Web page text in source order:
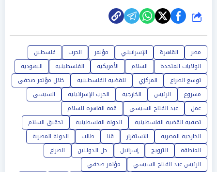
شارك
مصر القاهرة الإسرائيلي مؤتمر الحرب
فلسطين
الولايات المتحدة
السلام الأمريكية الفلسطينية
اليهودية
توسع الصراع
المركزي للقضية الفلسطينية
خلال مؤتمر صحفى
مشروع
الرئيس الخارجية الحرب الإسرائيلية
السيسى
عمل
عبد الفتاح السيسي
قمة القاهره للسلام
تصفية القضية الفلسطينية
الدولة الفلسطينية
تحقيق السلام
الخارجية المصرية
الاستقرار قنا طالب
الدولة المصرية
المنطقة
الترويج إسرائيل حل الدولتين
الصراع
الرئيس عبد الفتاح السيسي
مؤتمر صحفي